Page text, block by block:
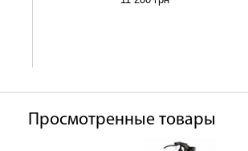
Просмотренные товары